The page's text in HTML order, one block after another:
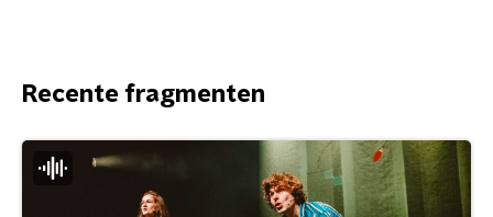
Recente fragmenten